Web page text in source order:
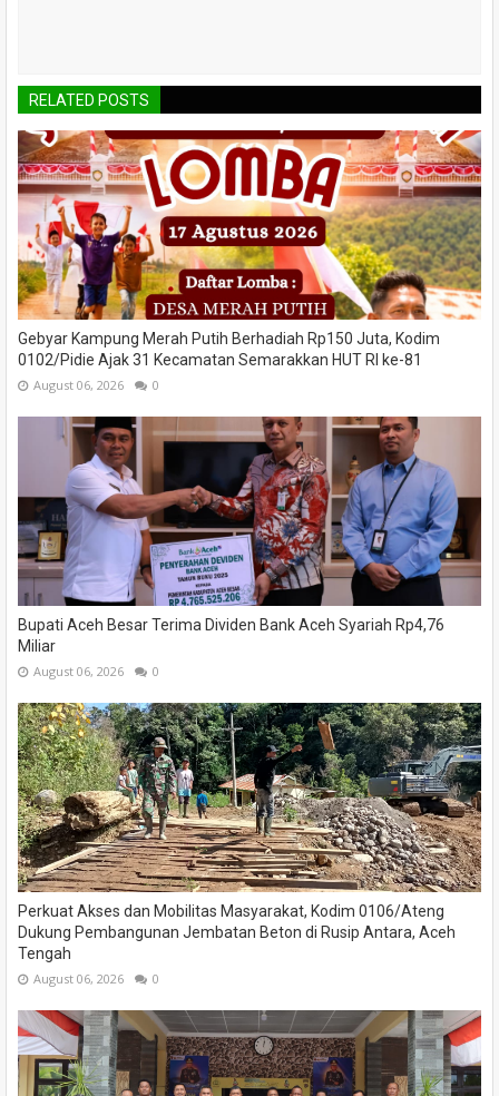
RELATED POSTS
Gebyar Kampung Merah Putih Berhadiah Rp150 Juta, Kodim
0102/Pidie Ajak 31 Kecamatan Semarakkan HUT RI ke-81
August 06, 2026 0
Bupati Aceh Besar Terima Dividen Bank Aceh Syariah Rp4,76
Miliar
August 06, 2026 0
Perkuat Akses dan Mobilitas Masyarakat, Kodim 0106/Ateng
Dukung Pembangunan Jembatan Beton di Rusip Antara, Aceh
Tengah
August 06, 2026 0